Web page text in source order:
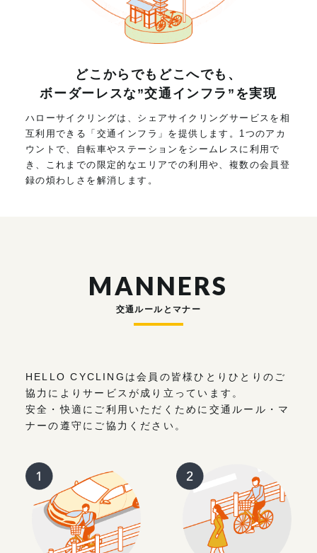
どこからでもどこへでも、
ボーダーレスな”交通インフラ”を実現
ハローサイクリングは、シェアサイクリングサービスを相
互利用できる「交通インフラ」を提供します。1つのアカ
ウントで、自転車やステーションをシームレスに利用で
き、これまでの限定的なエリアでの利用や、複数の会員登
録の煩わしさを解消します。
MANNERS
交通ルールとマナー
HELLO CYCLINGは会員の皆様ひとりひとりのご
協力によりサービスが成り立っています。
安全・快適にご利用いただくために交通ルール・マ
ナーの遵守にご協力ください。